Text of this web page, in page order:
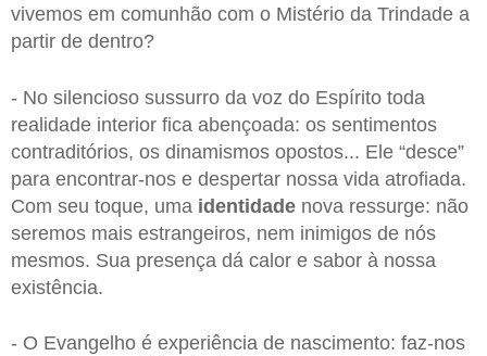
vivemos em comunhão com o Mistério da Trindade a
partir de dentro?
- No silencioso sussurro da voz do Espírito toda
realidade interior fica abençoada: os sentimentos
contraditórios, os dinamismos opostos... Ele “desce”
para encontrar-nos e despertar nossa vida atrofiada.
Com seu toque, uma identidade nova ressurge: não
seremos mais estrangeiros, nem inimigos de nós
mesmos. Sua presença dá calor e sabor à nossa
existência.
- O Evangelho é experiência de nascimento: faz-nos